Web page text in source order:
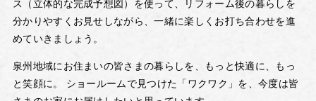
ス（立体的な完成予想図）を使って、リフォーム後の暮らしを
分かりやすくお見せしながら、一緒に楽しくお打ち合わせを進
めていきましょう。
泉州地域にお住まいの皆さまの暮らしを、もっと快適に、もっ
と笑顔に。 ショールームで見つけた「ワクワク」を、今度は皆